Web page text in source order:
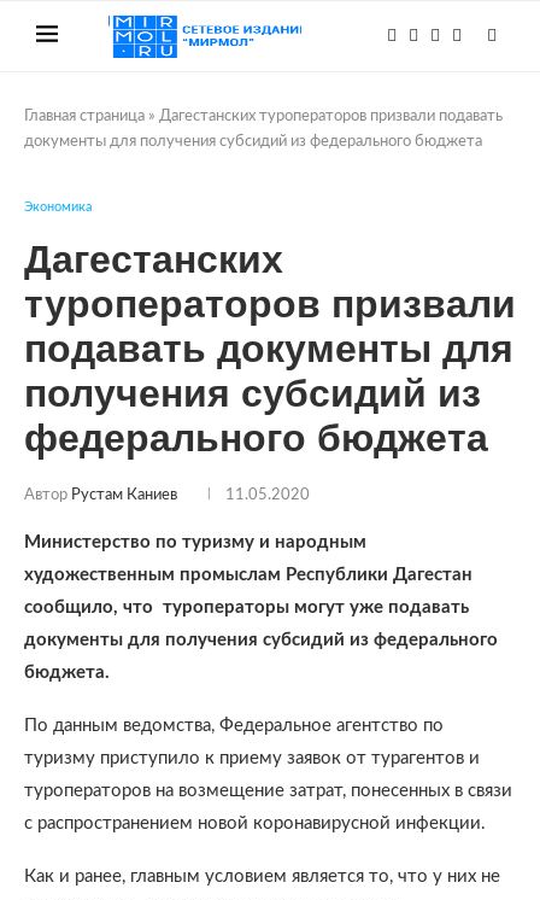
Главная страница » Дагестанских туроператоров призвали подавать
документы для получения субсидий из федерального бюджета
Экономика
Дагестанских
туроператоров призвали
подавать документы для
получения субсидий из
федерального бюджета
Автор Рустам Каниев 11.05.2020
Министерство по туризму и народным
художественным промыслам Республики Дагестан
сообщило, что туроператоры могут уже подавать
документы для получения субсидий из федерального
бюджета.
По данным ведомства, Федеральное агентство по
туризму приступило к приему заявок от турагентов и
туроператоров на возмещение затрат, понесенных в связи
с распространением новой коронавирусной инфекции.
Как и ранее, главным условием является то, что у них не